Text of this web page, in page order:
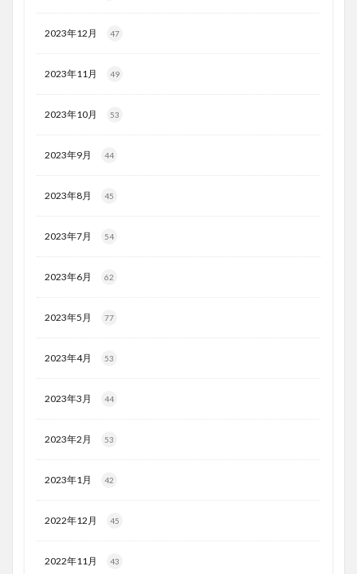
2023年12月 47
2023年11月 49
2023年10月 53
2023年9月 44
2023年8月 45
2023年7月 54
2023年6月 62
2023年5月 77
2023年4月 53
2023年3月 44
2023年2月 53
2023年1月 42
2022年12月 45
2022年11月 43